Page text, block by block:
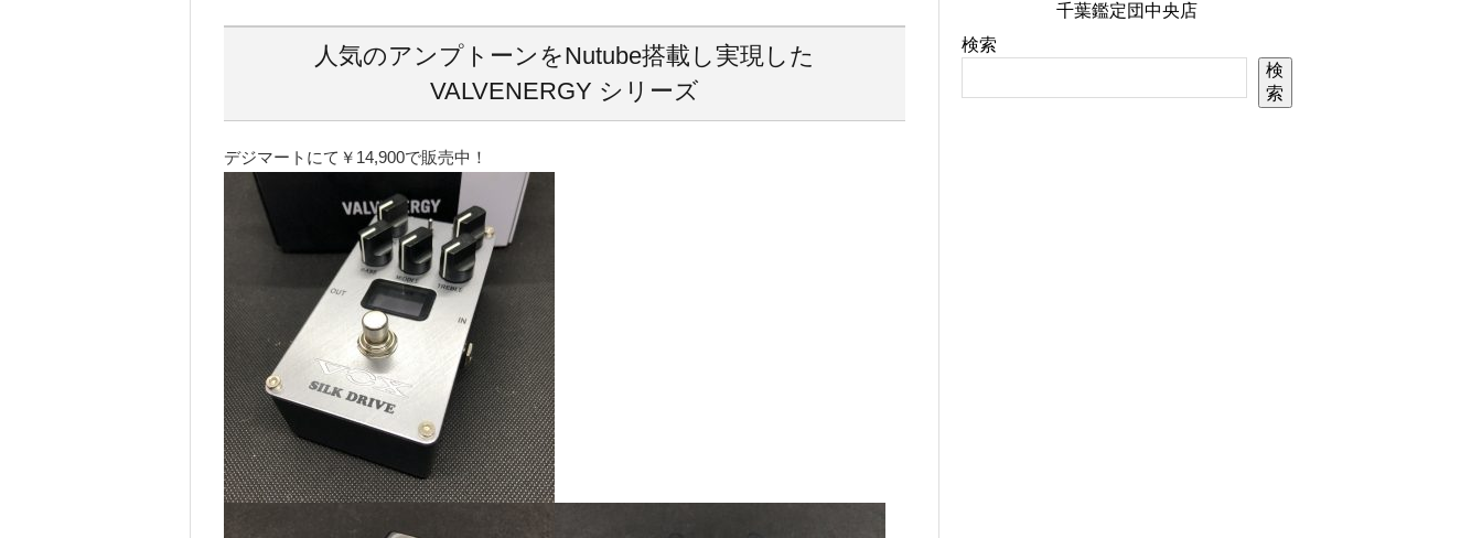
人気のアンプトーンをNutube搭載し実現した
VALVENERGY シリーズ
デジマートにて￥14,900で販売中！
千葉鑑定団中央店
検索
検
索